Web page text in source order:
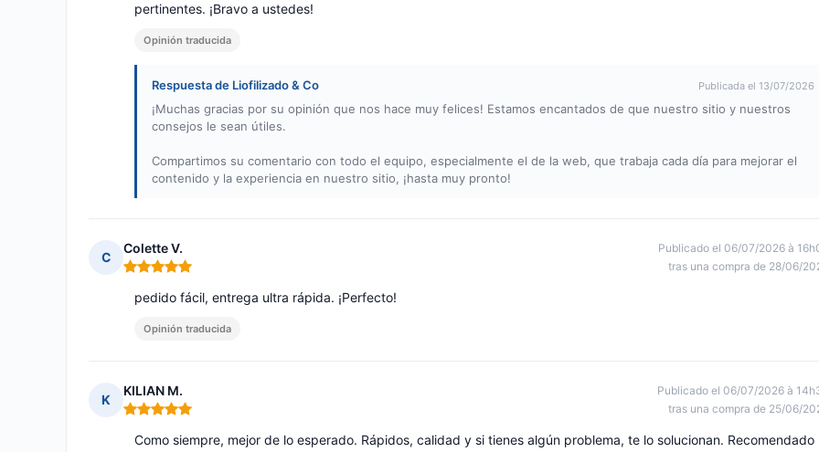
pertinentes. ¡Bravo a ustedes!
Opinión traducida
Respuesta de Liofilizado & Co Publicada el 13/07/2026
¡Muchas gracias por su opinión que nos hace muy felices! Estamos encantados de que nuestro sitio y nuestros
consejos le sean útiles.
Compartimos su comentario con todo el equipo, especialmente el de la web, que trabaja cada día para mejorar el
contenido y la experiencia en nuestro sitio, ¡hasta muy pronto!
C
Colette V.
Nota: 5 de 5
Publicado el 06/07/2026 à
tras una compra de 28/06/
pedido fácil, entrega ultra rápida. ¡Perfecto!
Opinión traducida
K
KILIAN M.
Nota: 5 de 5
Publicado el 06/07/2026 à
tras una compra de 25/06/
Como siempre, mejor de lo esperado. Rápidos, calidad y si tienes algún problema, te lo solucionan. Recomendado